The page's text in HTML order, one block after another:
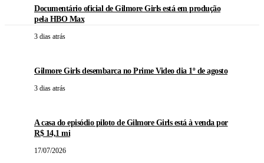
Documentário oficial de Gilmore Girls está em produção
pela HBO Max
3 dias atrás
Gilmore Girls desembarca no Prime Video dia 1º de agosto
3 dias atrás
A casa do episódio piloto de Gilmore Girls está à venda por
R$ 14,1 mi
17/07/2026